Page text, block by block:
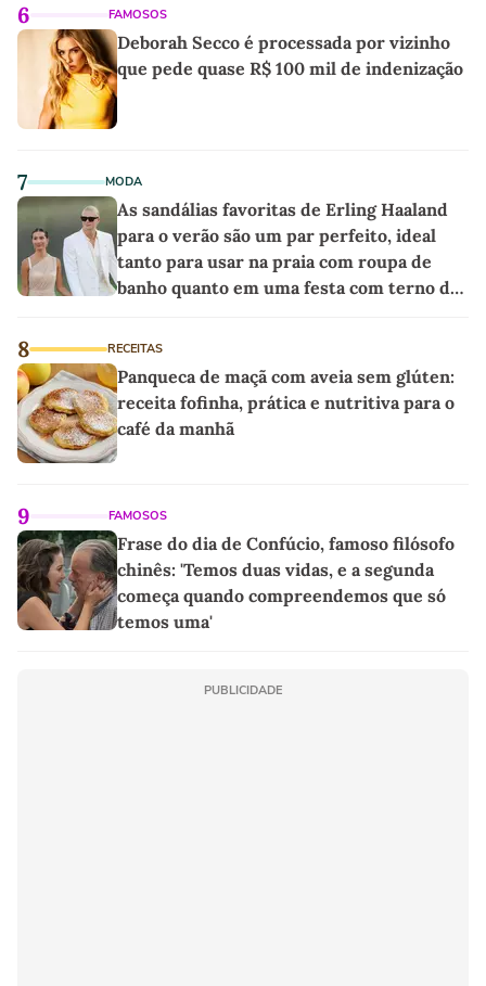
6 FAMOSOS
Deborah Secco é processada por vizinho
que pede quase R$ 100 mil de indenização
7 MODA
As sandálias favoritas de Erling Haaland
para o verão são um par perfeito, ideal
tanto para usar na praia com roupa de
banho quanto em uma festa com terno de
8 RECEITAS
Panqueca de maçã com aveia sem glúten:
receita fofinha, prática e nutritiva para o
café da manhã
9 FAMOSOS
Frase do dia de Confúcio, famoso filósofo
chinês: 'Temos duas vidas, e a segunda
começa quando compreendemos que só
temos uma'
PUBLICIDADE